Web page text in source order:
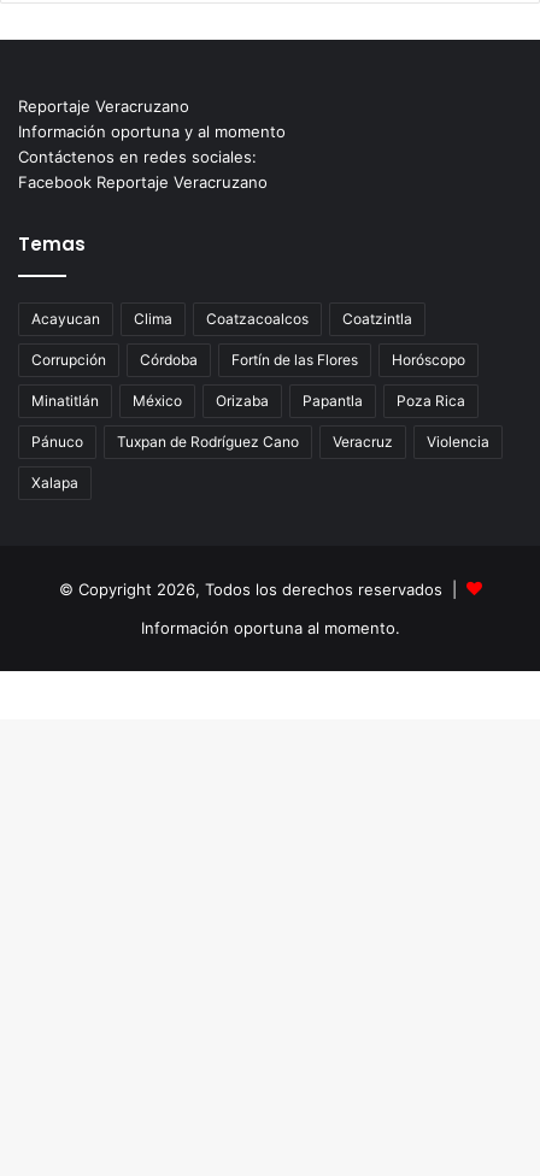
Reportaje Veracruzano
Información oportuna y al momento
Contáctenos en redes sociales:
Facebook Reportaje Veracruzano
Temas
Acayucan Clima Coatzacoalcos Coatzintla
Corrupción Córdoba Fortín de las Flores Horóscopo
Minatitlán México Orizaba Papantla Poza Rica
Pánuco Tuxpan de Rodríguez Cano Veracruz Violencia
Xalapa
© Copyright 2026, Todos los derechos reservados |
Información oportuna al momento.